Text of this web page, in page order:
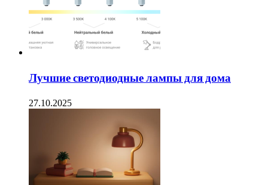
Лучшие светодиодные лампы для дома
27.10.2025